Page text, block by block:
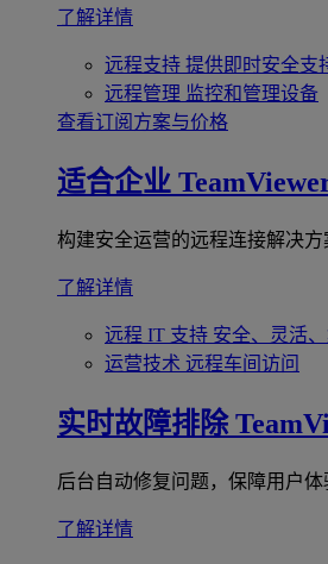
了解详情
远程支持 提供即时安全支
远程管理 监控和管理设备
查看订阅方案与价格
适合企业
构建安全运营的远程连接解决方
了解详情
远程 IT 支持 安全、灵活
运营技术 远程车间访问
实时故障排除
后台自动修复问题，保障用户体
了解详情